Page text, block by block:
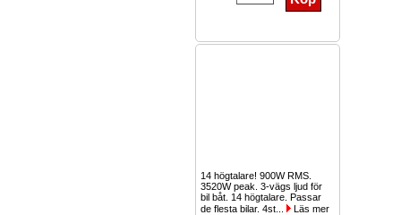
14 högtalare! 900W RMS.
3520W peak. 3-vägs ljud för
bil båt. 14 högtalare. Passar
de flesta bilar. 4st...
Läs mer